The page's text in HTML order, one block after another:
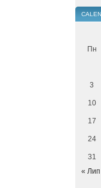
Пн
3
10
17
24
31
« Лип